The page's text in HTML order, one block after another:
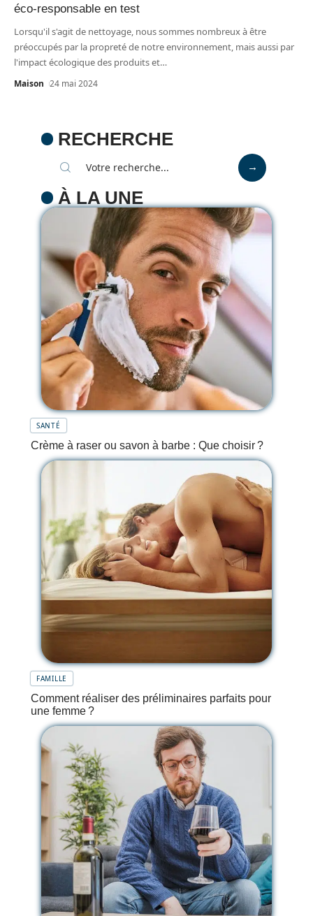
éco-responsable en test
Lorsqu'il s'agit de nettoyage, nous sommes nombreux à être
préoccupés par la propreté de notre environnement, mais aussi par
l'impact écologique des produits et…
Maison 24 mai 2024
RECHERCHE
À LA UNE
SANTÉ
Crème à raser ou savon à barbe : Que choisir ?
FAMILLE
Comment réaliser des préliminaires parfaits pour
une femme ?